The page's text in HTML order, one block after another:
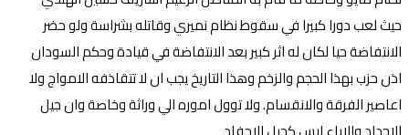
حيث لعب دورا كبيرا في سقوط نظام نميري وقاتله بشراسة ولو حضر
الانتفاضة حيا لكان له اثر كبير بعد الانتفاضة في قيادة وحكم السودان
اذن حزب بهذا الحجم والزخم وهذا التاريخ يجب ان لا تتقاذفه الامواج ولا
اعاصير الفرقة والانقسام. ولا توول اموره الي وراثة وخاصة وان جيل